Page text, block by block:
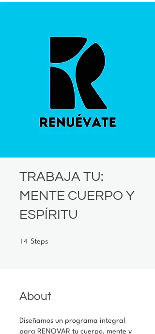
TRABAJA TU:
MENTE CUERPO Y
ESPÍRITU
14 Steps
About
Diseñamos un programa integral
para RENOVAR tu cuerpo, mente y